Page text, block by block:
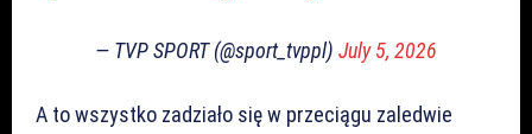
— TVP SPORT (@sport_tvppl) July 5, 2026
A to wszystko zadziało się w przeciągu zaledwie